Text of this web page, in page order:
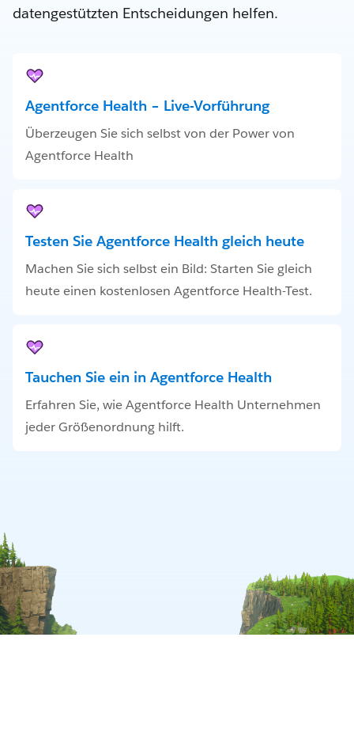
datengestützten Entscheidungen helfen.
Agentforce Health – Live-Vorführung
Überzeugen Sie sich selbst von der Power von
Agentforce Health
Testen Sie Agentforce Health gleich heute
Machen Sie sich selbst ein Bild: Starten Sie gleich
heute einen kostenlosen Agentforce Health-Test.
Tauchen Sie ein in Agentforce Health
Erfahren Sie, wie Agentforce Health Unternehmen
jeder Größenordnung hilft.